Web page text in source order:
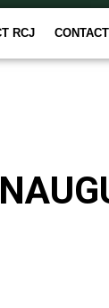
RCJ CONTACT